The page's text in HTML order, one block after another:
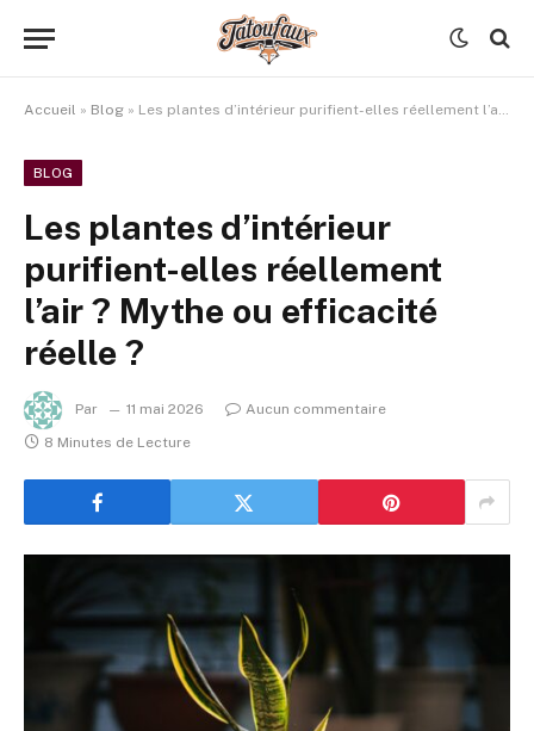
Accueil » Blog » Les plantes d’intérieur purifient-elles réellement l’air ? Mythe ou efficacité réelle ?
BLOG
Les plantes d’intérieur
purifient-elles réellement
l’air ? Mythe ou efficacité
réelle ?
Par 11 mai 2026
Aucun commentaire
8 Minutes de Lecture